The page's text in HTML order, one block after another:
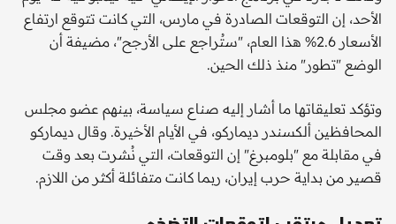
الأحد، إن التوقعات الصادرة في مارس، التي كانت تتوقع ارتفاع
الأسعار 2.6% هذا العام، "ستُراجع على الأرجح"، مضيفة أن
الوضع "تطور" منذ ذلك الحين.
وتؤكد تعليقاتها ما أشار إليه صناع سياسة، بينهم عضو مجلس
المحافظين ألكسندر ديماركو، في الأيام الأخيرة. وقال ديماركو
في مقابلة مع "بلومبرغ" إن التوقعات، التي نُشرت بعد وقت
قصير من بداية حرب إيران، ربما كانت متفائلة أكثر من اللازم.